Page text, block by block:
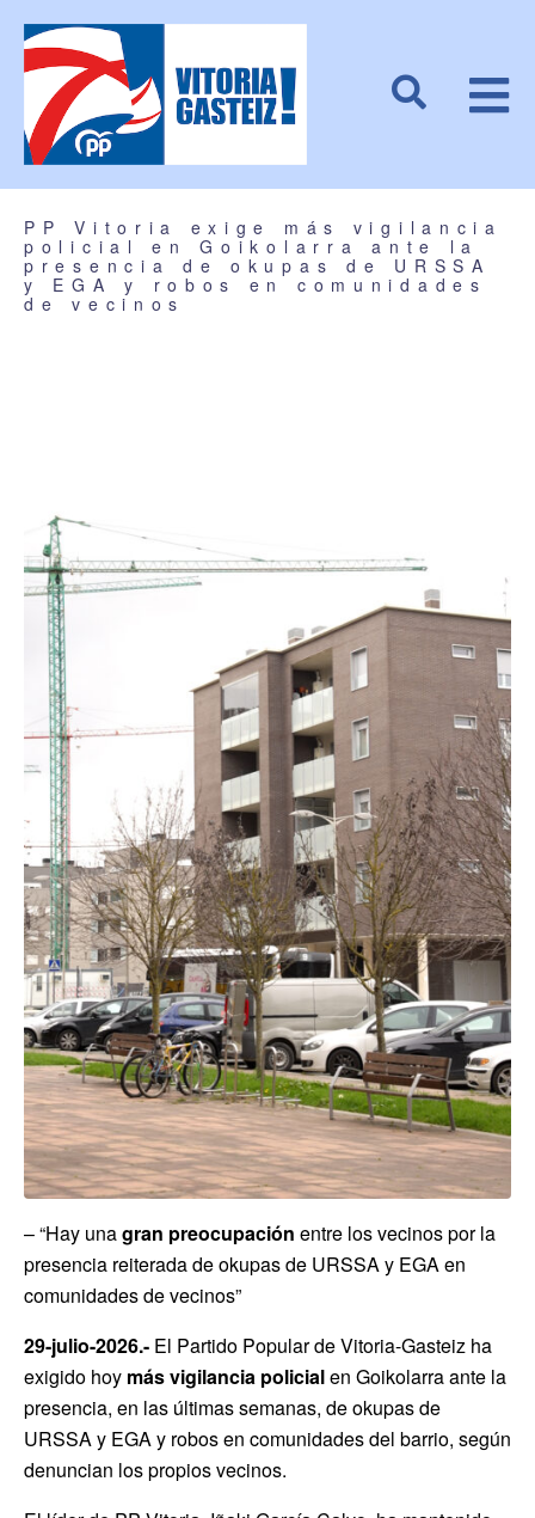
PP Vitoria exige más vigilancia
policial en Goikolarra ante la
presencia de okupas de URSSA
y EGA y robos en comunidades
de vecinos
– “Hay unagran preocupación entre los vecinos por la
presencia reiterada de okupas de URSSA y EGA en
comunidades de vecinos”
29-julio-2026.- El Partido Popular de Vitoria-Gasteiz ha
exigido hoy más vigilancia policialen Goikolarra ante la
presencia, en las últimas semanas, de okupas de
URSSA y EGA y robos en comunidades del barrio, según
denuncian los propios vecinos.